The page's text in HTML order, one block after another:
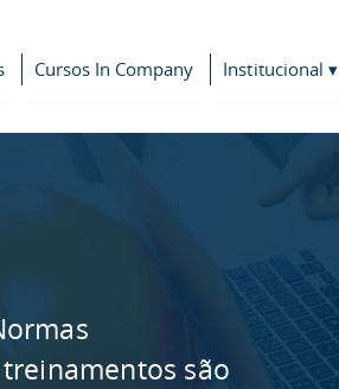
Cursos In Company Institucional ▾
são